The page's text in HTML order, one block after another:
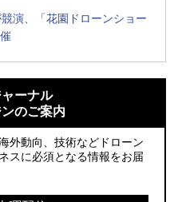
演、「花園ドローンショー
を目指す
AQUA」を実機レビュー、
で撮影
ドローン
、「花園ドローンショーフェ
演出を実施
取得プログラム」にテラドロ
を目指す
AQUA」を実機レビュー、
ャーナル
のご案内
外動向、技術などドローン
スに必須となる情報をお届